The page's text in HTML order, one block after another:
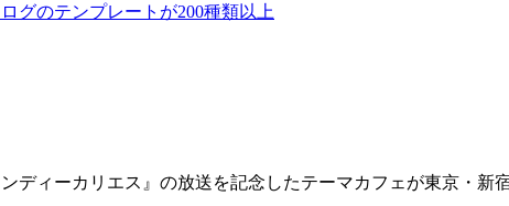
グのテンプレートが200種類以上
ディーカリエス』の放送を記念したテーマカフェが東京・